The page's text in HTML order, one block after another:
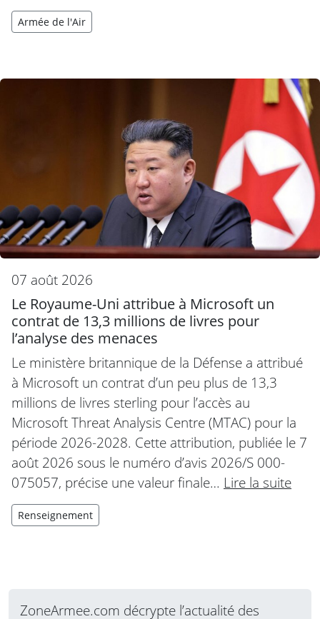
Armée de l'Air
07 août 2026
Le Royaume-Uni attribue à Microsoft un
contrat de 13,3 millions de livres pour
l’analyse des menaces
Le ministère britannique de la Défense a attribué
à Microsoft un contrat d’un peu plus de 13,3
millions de livres sterling pour l’accès au
Microsoft Threat Analysis Centre (MTAC) pour la
période 2026-2028. Cette attribution, publiée le 7
août 2026 sous le numéro d’avis 2026/S 000-
075057, précise une valeur finale… Lire la suite
Renseignement
ZoneArmee.com décrypte l’actualité des